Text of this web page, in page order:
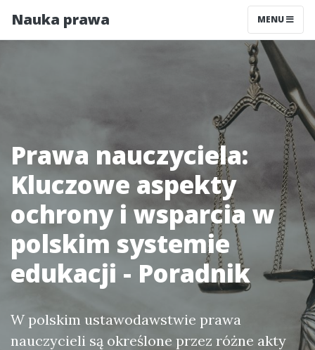
Nauka prawa MENU
Prawa nauczyciela:
Kluczowe aspekty
ochrony i wsparcia w
polskim systemie
edukacji - Poradnik
W polskim ustawodawstwie prawa
nauczycieli są określone przez różne akty